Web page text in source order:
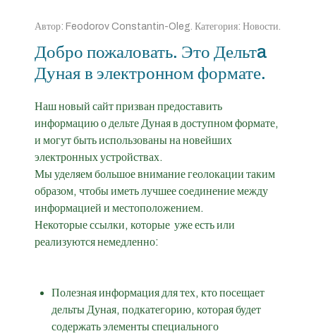
Автор: Feodorov Constantin-Oleg. Категория: Новости.
Добро пожаловать. Это Дельтa
Дуная в электронном формате.
Наш новый сайт призван предоставить
информацию о дельте Дуная в доступном формате,
и могут быть использованы на новейших
электронных устройствах.
Мы уделяем большое внимание геолокации таким
образом, чтобы иметь лучшее соединение между
информацией и местоположением.
Некоторые ссылки, которые уже есть или
реализуются немедленно:
Полезная информация для тех, кто посещает
дельты Дуная, подкатегорию, которая будет
содержать элементы специального